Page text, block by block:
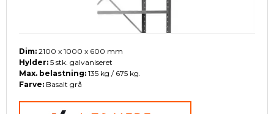
Dim: 2100 x 1000 x 600 mm
Hylder: 5 stk. galvaniseret
Max. belastning: 135 kg / 675 kg.
Farve: Basalt grå